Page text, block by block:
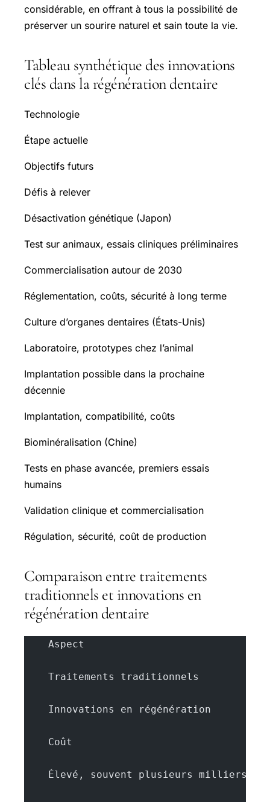
considérable, en offrant à tous la possibilité de
préserver un sourire naturel et sain toute la vie.
Tableau synthétique des innovations
clés dans la régénération dentaire
Technologie
Étape actuelle
Objectifs futurs
Défis à relever
Désactivation génétique (Japon)
Test sur animaux, essais cliniques préliminaires
Commercialisation autour de 2030
Réglementation, coûts, sécurité à long terme
Culture d’organes dentaires (États-Unis)
Laboratoire, prototypes chez l’animal
Implantation possible dans la prochaine
décennie
Implantation, compatibilité, coûts
Biominéralisation (Chine)
Tests en phase avancée, premiers essais
humains
Validation clinique et commercialisation
Régulation, sécurité, coût de production
Comparaison entre traitements
traditionnels et innovations en
régénération dentaire
    Aspect
    Traitements traditionnels
    Innovations en régénération
    Coût
Élevé, souvent plusieurs milliers